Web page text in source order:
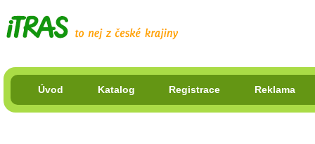
Úvod Katalog Registrace Reklama